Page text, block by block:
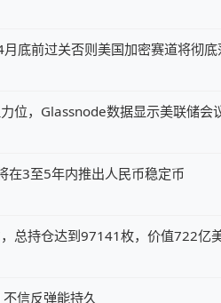
底前过关否则美国加密赛道将彻底
位，Glassnode数据显示美联储会
在3至5年内推出人民币稳定币
总持仓达到97141枚，价值722亿美
信反弹能持久